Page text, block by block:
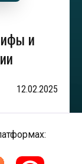
и
12.02.2025